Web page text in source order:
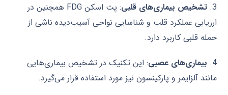
3. تشخیص بیماری‌های قلبی
: پت اسکن FDG همچنین در
ارزیابی عملکرد قلب و شناسایی نواحی آسیب‌دیده ناشی از
حمله قلبی کاربرد دارد.
4. بیماری‌های عصبی: این تکنیک در تشخیص بیماری‌هایی
مانند آلزایمر و پارکینسون نیز مورد استفاده قرار می‌گیرد.